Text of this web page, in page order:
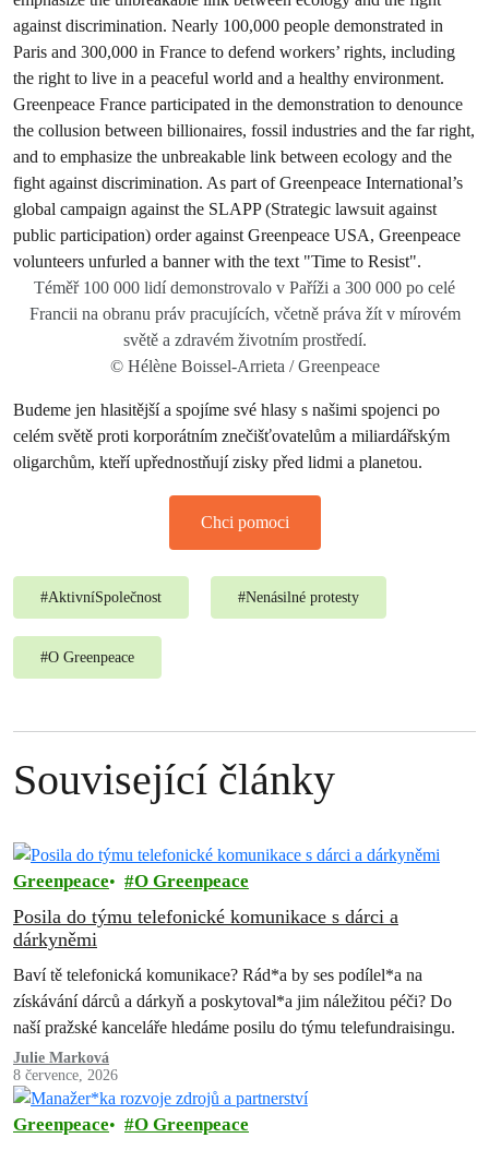
Téměř 100 000 lidí demonstrovalo v Paříži a 300 000 po celé
Francii na obranu práv pracujících, včetně práva žít v mírovém
světě a zdravém životním prostředí.
© Hélène Boissel-Arrieta / Greenpeace
Budeme jen hlasitější a spojíme své hlasy s našimi spojenci po
celém světě proti korporátním znečišťovatelům a miliardářským
oligarchům, kteří upřednostňují zisky před lidmi a planetou.
Chci pomoci
#AktivníSpolečnost #Nenásilné protesty
#O Greenpeace
Související články
Greenpeace O Greenpeace
Posila do týmu telefonické komunikace s dárci a
dárkyněmi
Baví tě telefonická komunikace? Rád*a by ses podílel*a na
získávání dárců a dárkyň a poskytoval*a jim náležitou péči? Do
naší pražské kanceláře hledáme posilu do týmu telefundraisingu.
Julie Marková
8 července, 2026
Greenpeace O Greenpeace